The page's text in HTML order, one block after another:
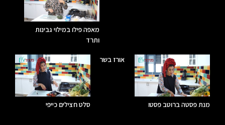
מאפה פילו במילוי גבינות
ותרד
מנת פסטה ברוטב פסטו
אורז בשר
סלט חצילים כייפי